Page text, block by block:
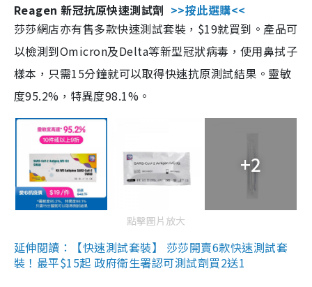
Reagen 新冠抗原快速測試劑 >>按此選購<<
莎莎網店亦有售多款快速測試套裝，$19就買到。產品可
以檢測到Omicron及Delta等新型冠狀病毒，使用鼻拭子
樣本，只需15分鐘就可以取得快速抗原測試結果。靈敏
度95.2%，特異度98.1%。
+2
點擊圖片放大
延伸閱讀：【快速測試套裝】 莎莎開賣6款快速測試套
裝！最平$15起 政府衛生署認可測試劑買2送1